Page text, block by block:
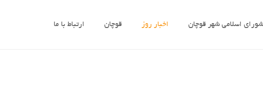
شورای اسلامی شهر قوچان اخبار روز قوچان ارتباط با ما